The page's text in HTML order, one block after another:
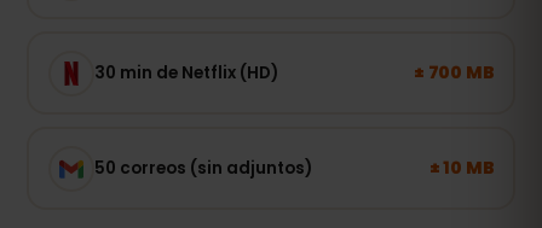
30 min de Netflix (HD) ± 700 MB
50 correos (sin adjuntos) ± 10 MB